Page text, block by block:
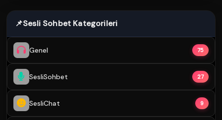
📌Sesli Sohbet Kategorileri
Genel 75
SesliSohbet 27
SesliChat 9